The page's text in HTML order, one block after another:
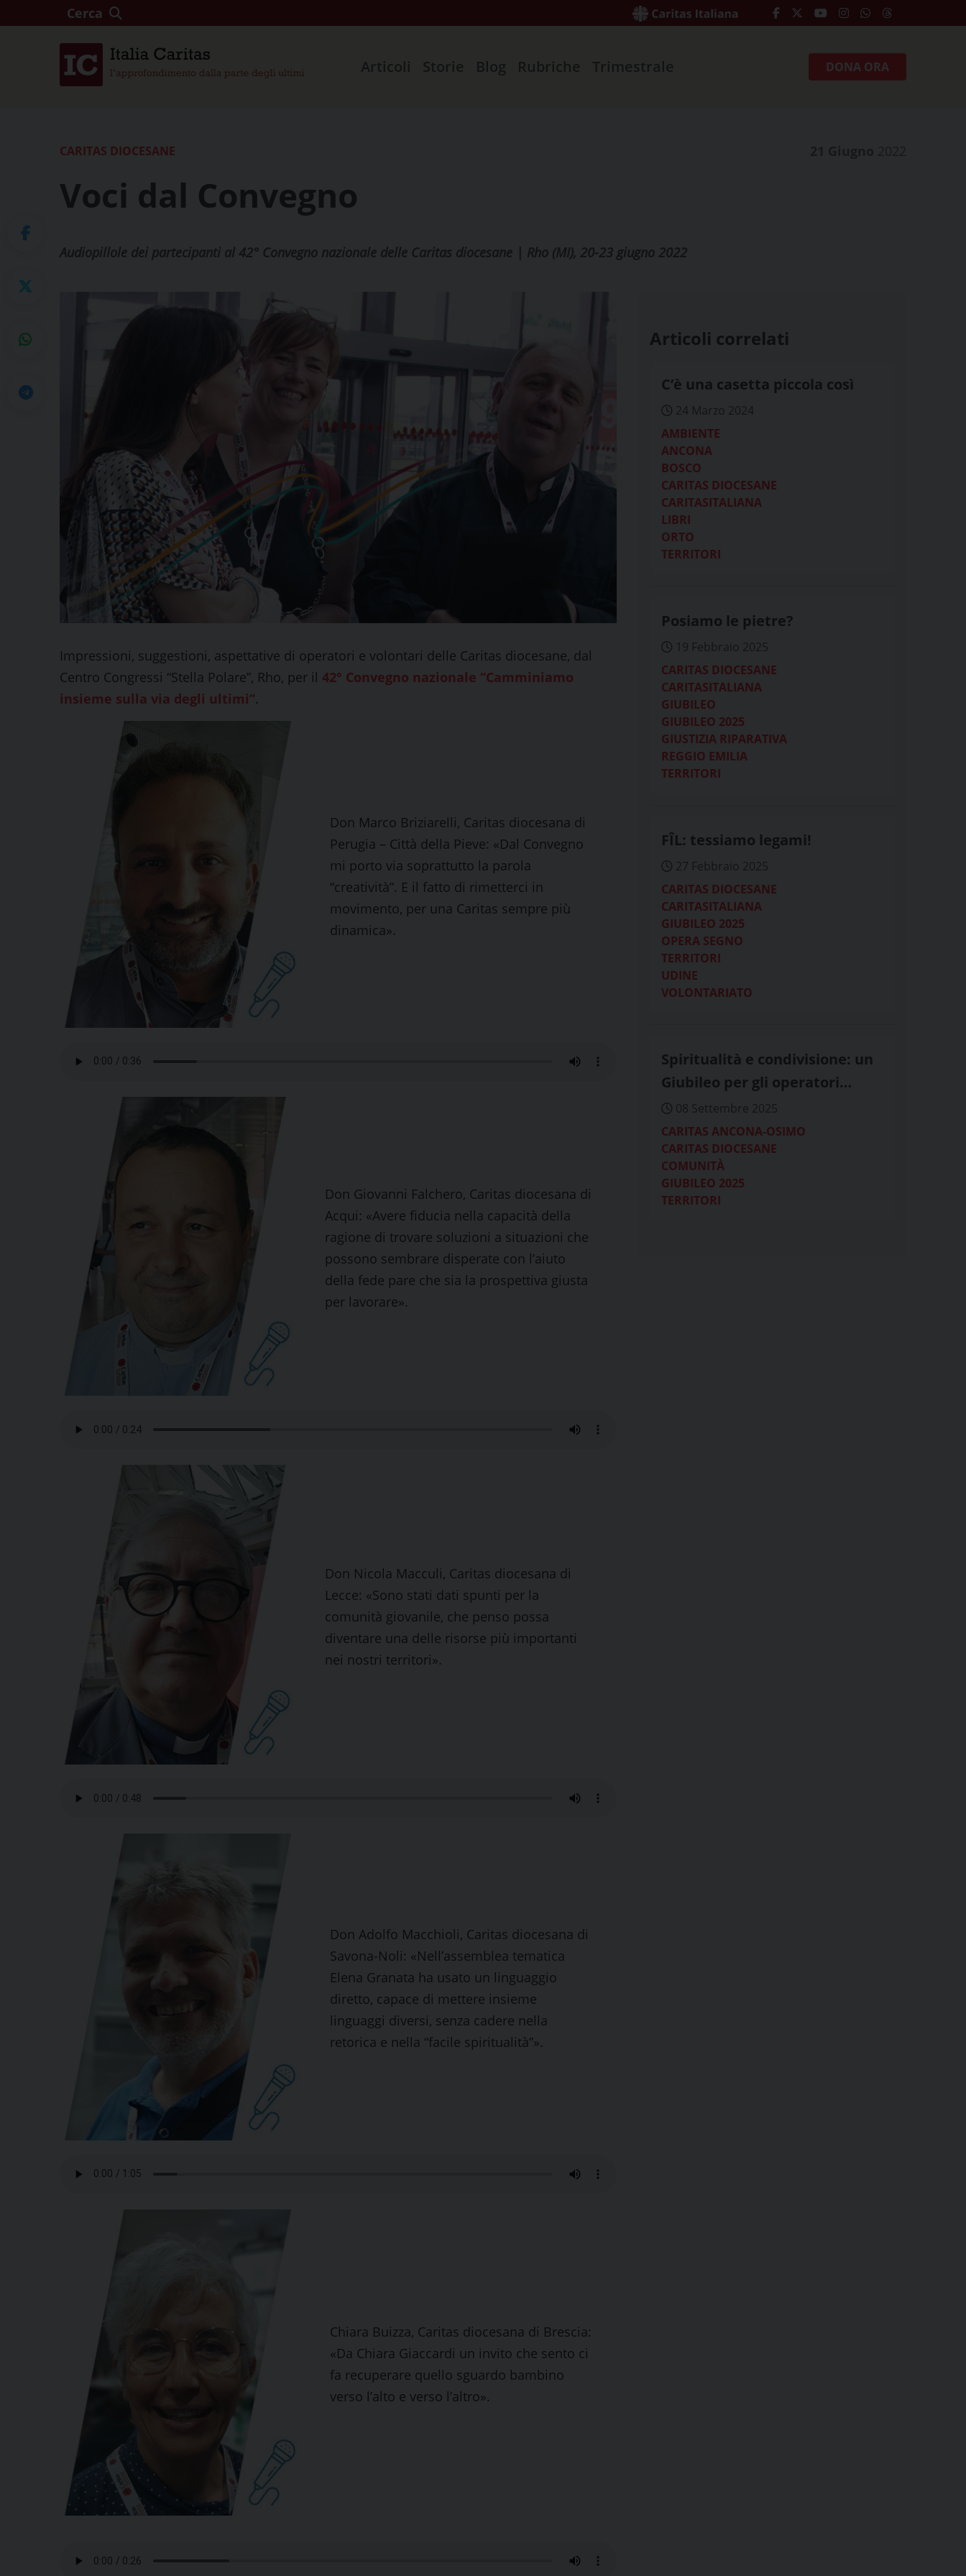
Cerca
Articoli Storie Blog Rubriche Trimestrale DONA ORA
CARITAS DIOCESANE
Voci dal Convegno
Audiopillole dei partecipanti al 42° Convegno nazionale delle Caritas diocesane | Rho (MI), 20-23 giugno 2022
Impressioni, suggestioni, aspettative di operatori e volontari delle Caritas diocesane, dal
Centro Congressi “Stella Polare”, Rho, per il 42° Convegno nazionale “Camminiamo
insieme sulla via degli ultimi”.
Don Marco Briziarelli, Caritas diocesana di
Perugia – Città della Pieve: «Dal Convegno
mi porto via soprattutto la parola
“creatività”. E il fatto di rimetterci in
movimento, per una Caritas sempre più
dinamica».
Don Giovanni Falchero, Caritas diocesana di
Acqui: «Avere fiducia nella capacità della
ragione di trovare soluzioni a situazioni che
possono sembrare disperate con l’aiuto
della fede pare che sia la prospettiva giusta
per lavorare».
Don Nicola Macculi, Caritas diocesana di
Lecce: «Sono stati dati spunti per la
comunità giovanile, che penso possa
diventare una delle risorse più importanti
nei nostri territori».
Don Adolfo Macchioli, Caritas diocesana di
Savona-Noli: «Nell’assemblea tematica
Elena Granata ha usato un linguaggio
diretto, capace di mettere insieme
linguaggi diversi, senza cadere nella
retorica e nella “facile spiritualità”».
Chiara Buizza, Caritas diocesana di Brescia:
«Da Chiara Giaccardi un invito che sento ci
fa recuperare quello sguardo bambino
verso l’alto e verso l’altro».
Articoli correlati
C’è una casetta piccola così
24 Marzo 2024
AMBIENTE
ANCONA
BOSCO
CARITAS DIOCESANE
CARITASITALIANA
LIBRI
ORTO
TERRITORI
Posiamo le pietre?
19 Febbraio 2025
CARITAS DIOCESANE
CARITASITALIANA
GIUBILEO
GIUBILEO 2025
GIUSTIZIA RIPARATIVA
REGGIO EMILIA
TERRITORI
FÎL: tessiamo legami!
27 Febbraio 2025
CARITAS DIOCESANE
CARITASITALIANA
GIUBILEO 2025
OPERA SEGNO
TERRITORI
UDINE
VOLONTARIATO
Spiritualità e condivisione: un
Giubileo per gli operatori
Caritas
08 Settembre 2025
CARITAS ANCONA-OSIMO
CARITAS DIOCESANE
COMUNITÀ
GIUBILEO 2025
TERRITORI